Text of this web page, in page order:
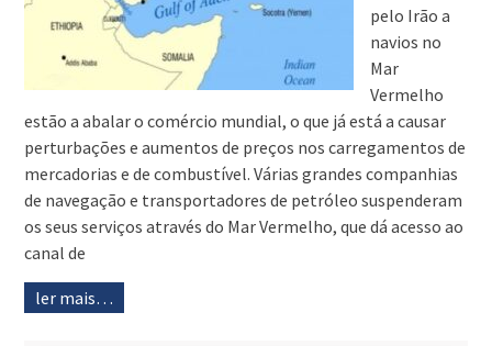
pelo Irão a
navios no
Mar
Vermelho
estão a abalar o comércio mundial, o que já está a causar
perturbações e aumentos de preços nos carregamentos de
mercadorias e de combustível. Várias grandes companhias
de navegação e transportadores de petróleo suspenderam
os seus serviços através do Mar Vermelho, que dá acesso ao
canal de
ler mais…